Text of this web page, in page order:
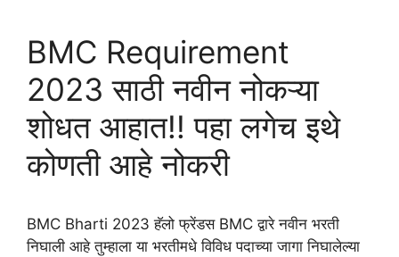
BMC Requirement
2023 साठी नवीन नोकऱ्या
शोधत आहात!! पहा लगेच इथे
कोणती आहे नोकरी
BMC Bharti 2023 हॅलो फ्रेंडस BMC द्वारे नवीन भरती
निघाली आहे तुम्हाला या भरतीमधे विविध पदाच्या जागा निघालेल्या